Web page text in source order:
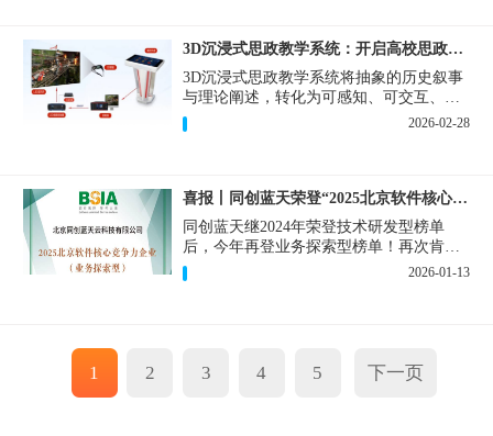
3D沉浸式思政教学系统：开启高校思政课智慧改革新篇章
3D沉浸式思政教学系统将抽象的历史叙事
与理论阐述，转化为可感知、可交互、可
共鸣的立体体验，重新定义思政课堂感知
维度。
2026-02-28
喜报丨同创蓝天荣登“2025北京软件核心竞争力企业”
同创蓝天继2024年荣登技术研发型榜单
后，今年再登业务探索型榜单！再次肯定
了酷雷曼在技术创新与业务场景融合方面
的持续投入。
2026-01-13
1 2 3 4 5 下一页